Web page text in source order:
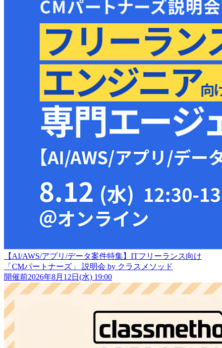
【AI/AWS/アプリ/データ案件特集】ITフリーランス向け
「CMパートナーズ」 説明会 by クラスメソッド
開催前2026年8月12日(水) 19:00